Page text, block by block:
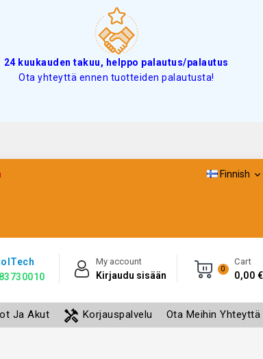
24 kuukauden takuu, helppo palautus/palautus
Ota yhteyttä ennen tuotteiden palautusta!
Finnish 
0
Cart
0,00 €
My account
Kirjaudu sisään
Ja Akut handyman Korjauspalvelu Ota Meihin Yhteyttä